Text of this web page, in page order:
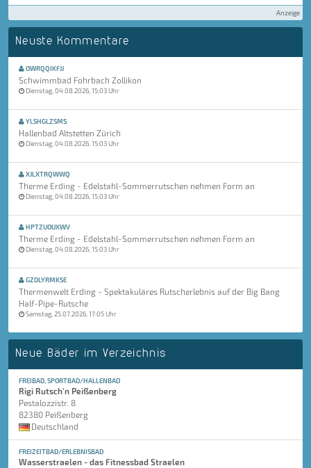
Anzeige
Neuste Kommentare
OWRQQIKFJJ
Schwimmbad Fohrbach Zollikon
Dienstag, 04.08.2026, 15:03 Uhr
YLSHGLZSMS
Hallenbad Altstetten Zürich
Dienstag, 04.08.2026, 15:03 Uhr
XJLXTRQWWQ
Therme Erding - Edelstahl-Sommerrutschen nehmen Form an
Dienstag, 04.08.2026, 15:03 Uhr
HPTZUOUXWV
Therme Erding - Edelstahl-Sommerrutschen nehmen Form an
Dienstag, 04.08.2026, 15:03 Uhr
GZDLYRMKSE
Thermenwelt Erding - Spektakuläres Rutscherlebnis auf der Big Bang
Half-Pipe-Rutsche
Samstag, 25.07.2026, 17:05 Uhr
Neue Bäder im Verzeichnis
FREIBAD, SPORTBAD/HALLENBAD
Rigi Rutsch'n Peißenberg
Pestalozzistr. 8
82380 Peißenberg
Deutschland
FREIZEITBAD/ERLEBNISBAD
Wasserstraelen - das Fitnessbad Straelen